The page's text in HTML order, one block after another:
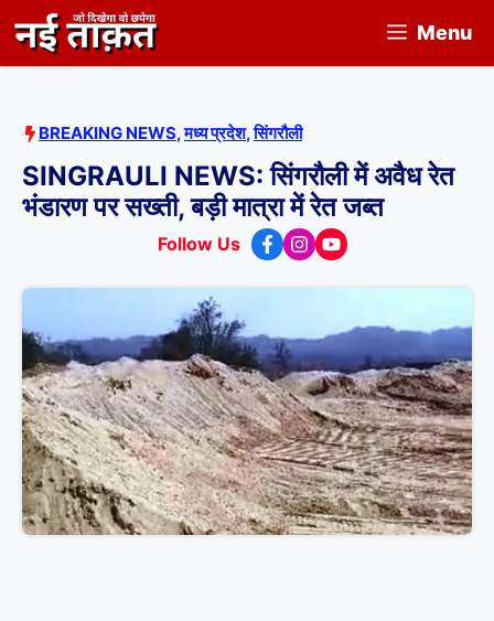
to
content
Menu
BREAKING NEWS,मध्य प्रदेश,सिंगरौली
SINGRAULI NEWS: सिंगरौली में अवैध रेत
भंडारण पर सख्ती, बड़ी मात्रा में रेत जब्त
Follow Us